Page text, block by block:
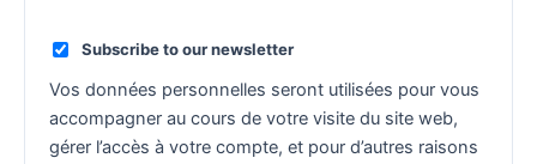
Subscribe to our newsletter
Vos données personnelles seront utilisées pour vous
accompagner au cours de votre visite du site web,
gérer l’accès à votre compte, et pour d’autres raisons